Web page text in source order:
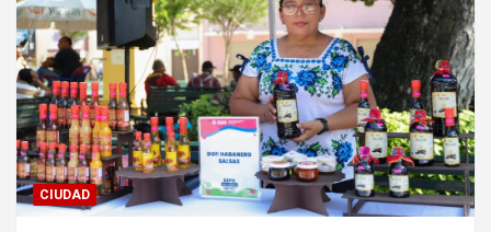
CIUDAD